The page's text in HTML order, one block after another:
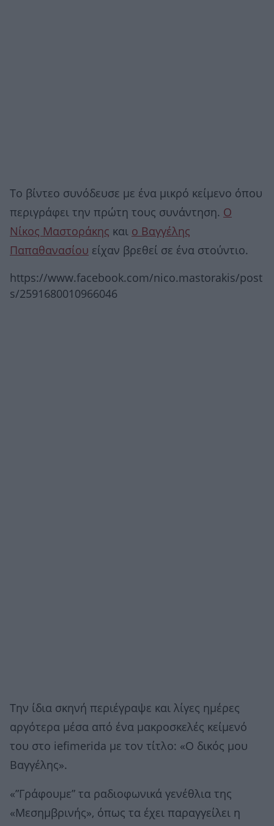
Το βίντεο συνόδευσε με ένα μικρό κείμενο όπου
περιγράφει την πρώτη τους συνάντηση. Ο
Νίκος Μαστοράκης και ο Βαγγέλης
Παπαθανασίου είχαν βρεθεί σε ένα στούντιο.
https://www.facebook.com/nico.mastorakis/post
s/2591680010966046
Την ίδια σκηνή περιέγραψε και λίγες ημέρες
αργότερα μέσα από ένα μακροσκελές κείμενό
του στο iefimerida με τον τίτλο: «Ο δικός μου
Βαγγέλης».
«”Γράφουμε” τα ραδιοφωνικά γενέθλια της
«Μεσημβρινής», όπως τα έχει παραγγείλει η